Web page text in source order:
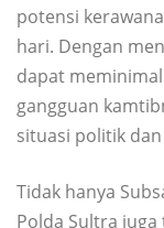
potensi
hari. Dengan
dapat
gangguan
situasi politik
Tidak hanya
Polda Sultra